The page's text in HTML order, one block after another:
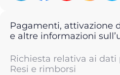
Pagamenti, attivazione
e altre informazioni
Richiesta relativa ai dati
Resi e rimborsi